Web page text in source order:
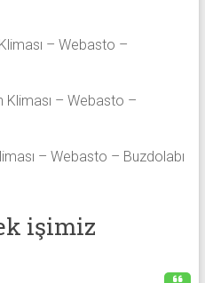
– Webasto –
Kliması – Webasto –
– Webasto – Buzdolabı
işimiz